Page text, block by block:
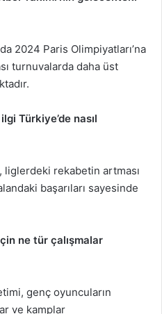
2024 Paris Olimpiyatları’na
turnuvalarda daha üst
Türkiye’de nasıl
liglerdeki rekabetin artması
başarıları sayesinde
ne tür çalışmalar
genç oyuncuların
ve kamplar